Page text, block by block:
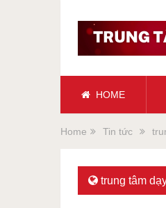
HOME
Home Tin tức
trung tâm